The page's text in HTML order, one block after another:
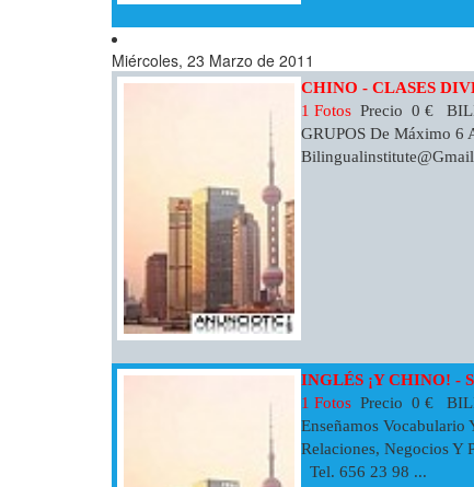
Miércoles, 23 Marzo de 2011
CHINO - CLASES
1 Fotos Precio 0 €
GRUPOS De Máximo 6
INGLÉS ¡Y CHINO! -
1 Fotos Precio 0 €
Enseñamos
Relaciones, Negocios
Tel. 656 23 98 ...